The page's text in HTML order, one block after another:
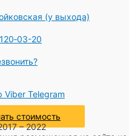
(у выхода)
20
Viber Telegram
стоимость
– 2022